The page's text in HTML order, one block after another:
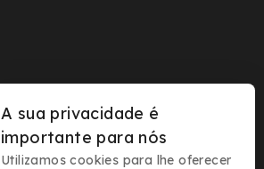
A sua privacidade é
importante para nós
Utilizamos cookies para lhe oferecer